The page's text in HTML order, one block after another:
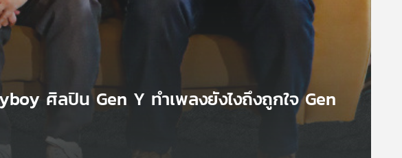
ศิลปิน Gen Y ทำเพลงยังไงถึงถูกใจ Gen